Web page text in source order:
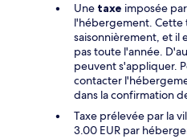
Une taxe imposée
l'hébergement. Cette
saisonnièrement, et il
pas toute l'année.
peuvent s'appliquer.
contacter
dans la confirmation
Taxe prélevée par la
3.00 EUR par